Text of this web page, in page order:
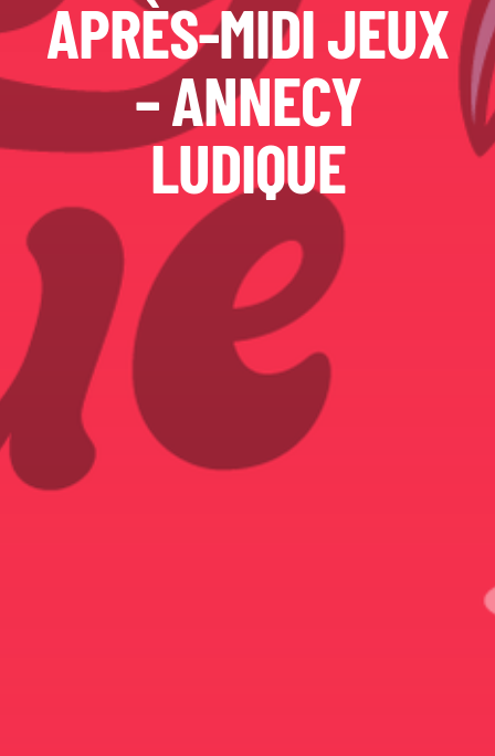
APRÈS-MIDI JEUX
– ANNECY
LUDIQUE